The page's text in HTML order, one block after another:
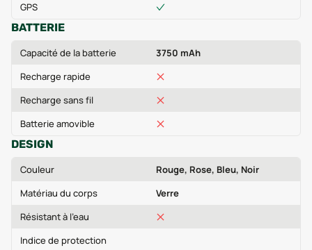
GPS
BATTERIE
Capacité de la batterie
3750 mAh
Recharge rapide
Recharge sans fil
Batterie amovible
DESIGN
Couleur
Rouge, Rose, Bleu, Noir
Matériau du corps
Verre
Résistant à l'eau
Indice de protection